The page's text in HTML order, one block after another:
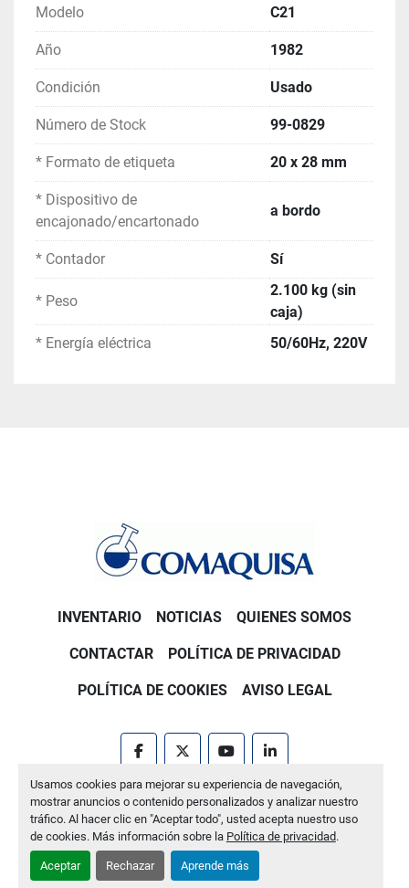
Usamos cookies para mejorar su experiencia de navegación,
mostrar anuncios o contenido personalizados y analizar nuestro
tráfico. Al hacer clic en "Aceptar todo", usted acepta nuestro uso
de cookies. Más información sobre la Política de privacidad.
Aceptar Rechazar Aprende más
Energía eléctrica : 50/60Hz, 220V
La máquina está en
excelentes condiciones de
que buscan operaciones confiables, rápidas y
eficientes.
Modelo C21
Año 1982
Condición Usado
Número de Stock 99-0829
* Formato de etiqueta 20 x 28 mm
* Dispositivo de
encajonado/encartonado
a bordo
* Contador Sí
* Peso
2.100 kg (sin
caja)
* Energía eléctrica
50/60Hz, 220V
INVENTARIO NOTICIAS QUIENES SOMOS
CONTACTAR POLÍTICA DE PRIVACIDAD
POLÍTICA DE COOKIES AVISO LEGAL
facebooktwitter youtubelinkedin
Machinio Systemsitio web deMachinio
Administrar cookies